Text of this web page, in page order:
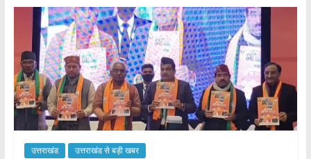
उत्तराखंड उत्तराखंड से बड़ी खबर